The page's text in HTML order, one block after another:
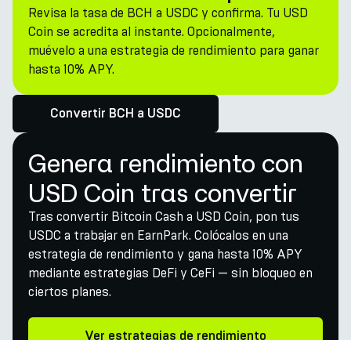
Revisa la tasa de BCH a USDC y confirma. Tu USD
Coin se acredita al instante. Opcionalmente,
muévelo a una estrategia de rendimiento para ganar
hasta 10% APY.
Convertir BCH a USDC
Genera rendimiento con
USD Coin tras convertir
Tras convertir Bitcoin Cash a USD Coin, pon tus
USDC a trabajar en EarnPark. Colócalos en una
estrategia de rendimiento y gana hasta 10% APY
mediante estrategias DeFi y CeFi — sin bloqueo en
ciertos planes.
Ver estrategias de rendimiento